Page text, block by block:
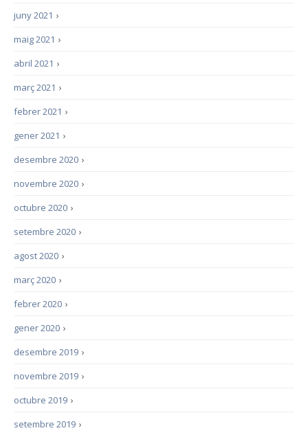
›
juny 2021
›
maig 2021
›
abril 2021
›
març 2021
›
febrer 2021
›
gener 2021
›
desembre 2020
›
novembre 2020
›
octubre 2020
›
setembre 2020
›
agost 2020
›
març 2020
›
febrer 2020
›
gener 2020
›
desembre 2019
›
novembre 2019
›
octubre 2019
›
setembre 2019